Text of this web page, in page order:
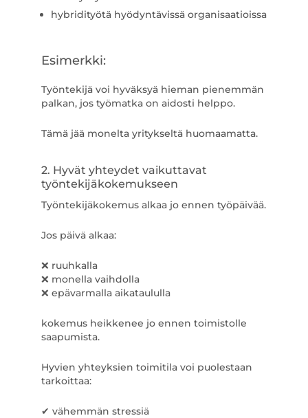
hybridityötä hyödyntävissä organisaatioissa
Esimerkki:
Työntekijä voi hyväksyä hieman pienemmän
palkan, jos työmatka on aidosti helppo.
Tämä jää monelta yritykseltä huomaamatta.
2. Hyvät yhteydet vaikuttavat
työntekijäkokemukseen
Työntekijäkokemus alkaa jo ennen työpäivää.
Jos päivä alkaa:
❌ ruuhkalla
❌ monella vaihdolla
❌ epävarmalla aikataululla
kokemus heikkenee jo ennen toimistolle
saapumista.
Hyvien yhteyksien toimitila voi puolestaan
tarkoittaa:
✔ vähemmän stressiä